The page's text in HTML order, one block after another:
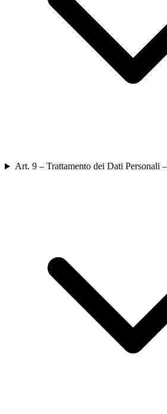
Art. 9 – Trattamento dei Dati Personali